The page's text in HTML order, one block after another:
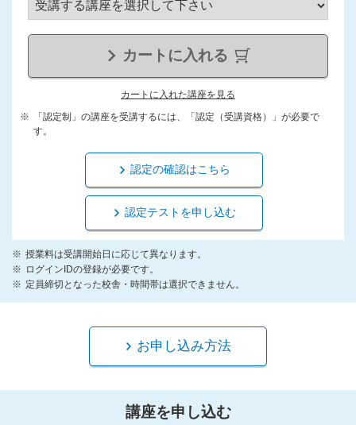
カートに入れる
カートに入れた講座を見る
「認定制」の講座を受講するには、「認定（受講資格）」が必要で
す。
認定の確認はこちら
認定テストを申し込む
授業料は受講開始日に応じて異なります。
ログインIDの登録が必要です。
定員締切となった校舎・時間帯は選択できません。
お申し込み方法
講座を申し込む